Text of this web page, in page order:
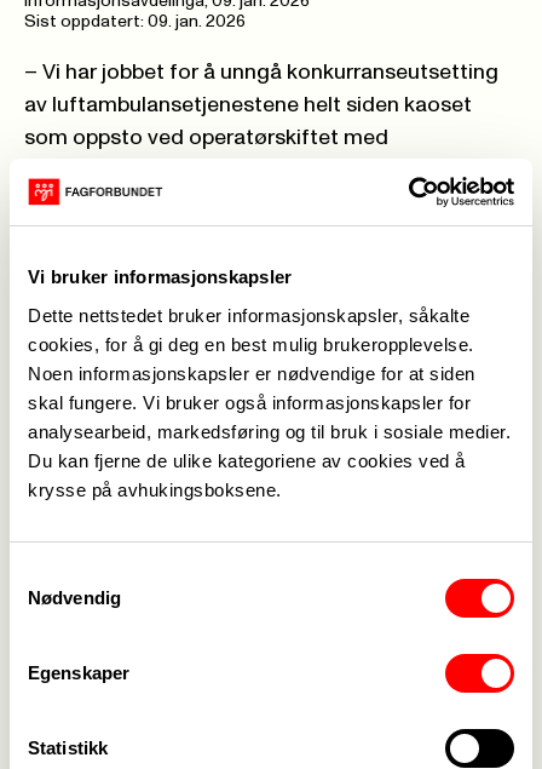
Vi bruker informasjonskapsler
Dette nettstedet bruker informasjonskapsler, såkalte
cookies, for å gi deg en best mulig brukeropplevelse.
Noen informasjonskapsler er nødvendige for at siden
skal fungere. Vi bruker også informasjonskapsler for
analysearbeid, markedsføring og til bruk i sosiale medier.
Du kan fjerne de ulike kategoriene av cookies ved å
krysse på avhukingsboksene.
Nødvendig
Egenskaper
Statistikk
Sist oppdatert: 09. jan. 2026
– Vi har jobbet for å unngå konkurranseutsetting
av luftambulansetjenestene helt siden kaoset
som oppsto ved operatørskiftet med
Skeibrok.
Staten har gjennom de fire regionale
helseforetakene signert en avtale om
direktetildeling av operatøransvaret for alle
landets ambulansehelikoptre til et selskap eid av
Stiftelsen Norsk Luftambulanse.
– Jeg vil også gi stor honnør til Regjeringen som
har vist både vilje og evne til finne en løsning i
Nå fortsetter jobben med å unngå
operatøransvaret for ambulanseflyene går ut om
skapte de store beredskapsutfordringene i 2018